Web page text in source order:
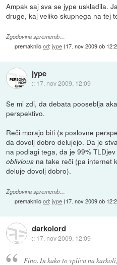
Ampak saj sva se jype uskladila.
druge, kaj veliko skupnega na tej
Zgodovina sprememb…
premaknilood:jype(17. nov 2009 ob
jype
:: 17. nov 2009, 12:09
Se mi zdi, da debata pooseblja
perspektivo.
Reči morajo biti (s poslovne
da dovolj dobro delujejo. Da je
na podlagi tega, da je 99%
oblivious na take reči (pa internet
deluje dovolj dobro).
Zgodovina sprememb…
premaknilood:jype(17. nov 2009 ob
darkolord
:: 17. nov 2009, 12:09
Fino. In kako to vpliva na